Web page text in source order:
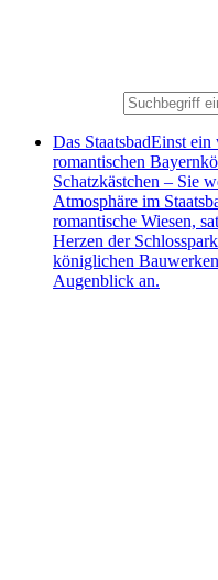
Das StaatsbadEinst ein
romantischen
Schatzkästchen – Sie
Atmosphäre im
romantische Wiesen,
Herzen der
königlichen
Augenblick an.